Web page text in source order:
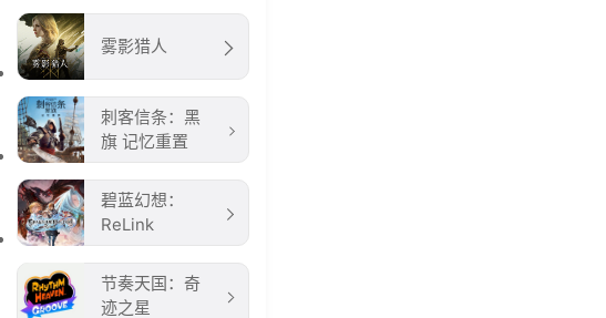
雾影猎人
刺客信条：黑
旗 记忆重置
碧蓝幻想：
ReLink
节奏天国：奇
迹之星